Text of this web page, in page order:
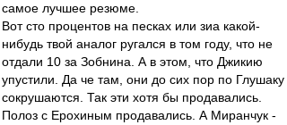
самое лучшее резюме.
Вот сто процентов на песках или зиа какой-
нибудь твой аналог ругался в том году, что не
отдали 10 за Зобнина. А в этом, что Джикию
упустили. Да че там, они до сих пор по Глушаку
сокрушаются. Так эти хотя бы продавались.
Полоз с Ерохиным продавались. А Миранчук -